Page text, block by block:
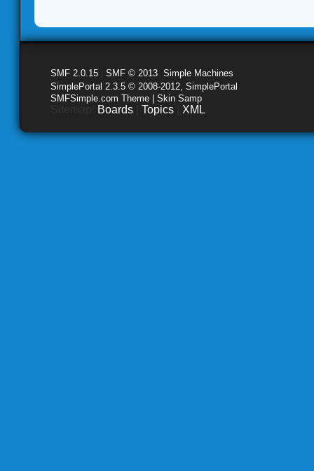
SMF 2.0.15 SMF © 2013 Simple Machines
SimplePortal 2.3.5 © 2008-2012, SimplePortal
SMFSimple.com Theme | Skin Samp
Boards Topics XML